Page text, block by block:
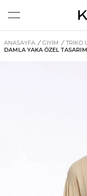
ANASAYFA / GİYİM / TRIKO
DAMLA YAKA ÖZEL